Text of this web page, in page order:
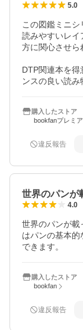
5.0
この図鑑ミニ
読みやすいレイ
方に関心させら
DTP関連本を得
ンスの良い読み
購入したストア
bookfanプレミ
違反報告
世界のパンが
4.0
世界のパンが載
はパンの基本
できます。
購入したストア
bookfan
違反報告